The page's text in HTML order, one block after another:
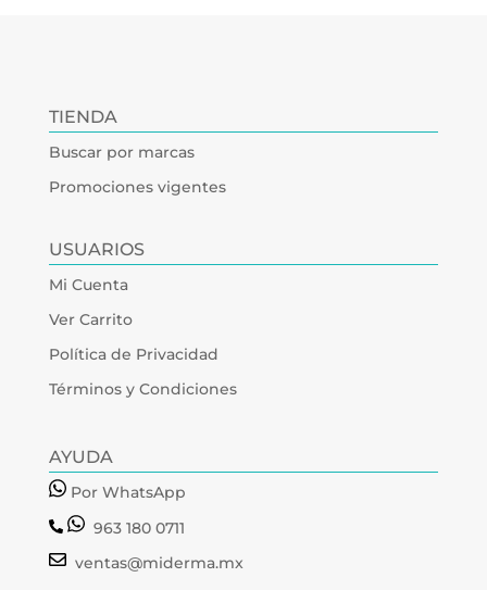
TIENDA
Buscar por marcas
Promociones vigentes
USUARIOS
Mi Cuenta
Ver Carrito
Política de Privacidad
Términos y Condiciones
AYUDA
Por WhatsApp
963 180 0711
ventas@miderma.mx